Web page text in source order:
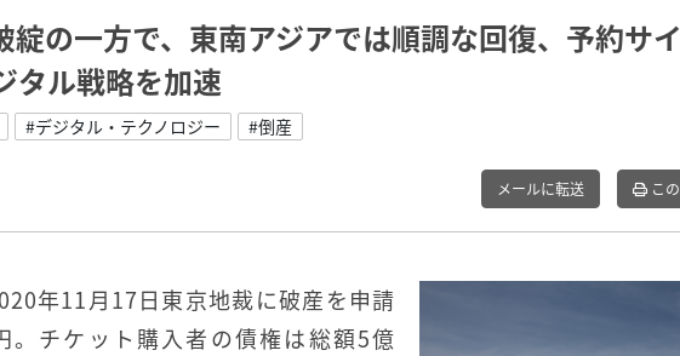
綻の一方で、東南アジアでは順調な回復、予約サ
タル戦略を加速
#デジタル・テクノロジー #倒産
メールに転送 こ
年11月17日東京地裁に破産を申請
。チケット購入者の債権は総額5億